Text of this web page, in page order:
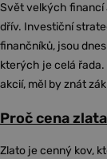
Svět velkých financí
dřív. Investiční
finančníků, jsou
kterých je celá
akcií, měl by znát
Proč cena
Zlato je cenný kov,